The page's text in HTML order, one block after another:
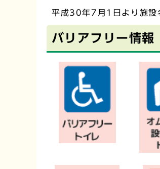
平成30年7月1日より施設
バリアフリー情報